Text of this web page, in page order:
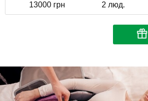
13000 грн 2 люд.